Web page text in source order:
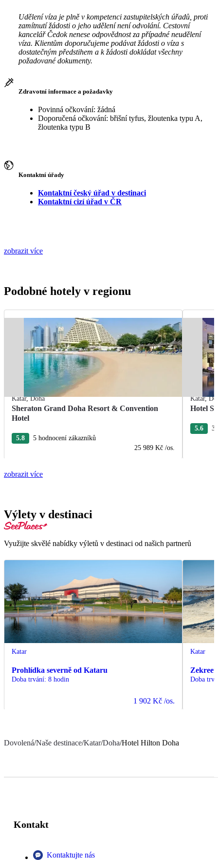
Udělení víza je plně v kompetenci zastupitelských úřadů, proti
zamítnutí žádosti o jeho udělení není odvolání. Cestovní
kancelář Čedok nenese odpovědnost za případné neudělení
víza. Klientům doporučujeme podávat žádosti o víza s
dostatečným předstihem a k žádosti dokládat všechny
požadované dokumenty.
Zdravotní informace a požadavky
Povinná očkování: žádná
Doporučená očkování: břišní tyfus, žloutenka typu A,
žloutenka typu B
Kontaktní úřady
Kontaktní český úřad v destinaci
Kontaktní cizí úřad v ČR
zobrazit více
Podobné hotely v regionu
Katar,Doha
Sheraton Grand Doha Resort & Convention
Hotel
5.8
5 hodnocení zákazníků
25 989 Kč /os.
Katar,
Hotel
5.6 3
zobrazit více
Výlety v destinaci
Využijte skvělé nabídky výletů v destinaci od našich partnerů
Katar
Prohlídka severně od Kataru
Doba trvání: 8 hodin
1 902 Kč /os.
Katar
Doba
Dovolená/Naše destinace/Katar/Doha/Hotel Hilton Doha
Kontakt
Kontaktujte nás